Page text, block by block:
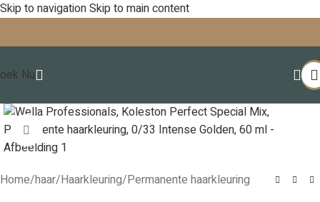
Skip to navigationSkip to main content
Nu
Click to enlarge
Home/haar/Haarkleuring/Permanente haarkleuring